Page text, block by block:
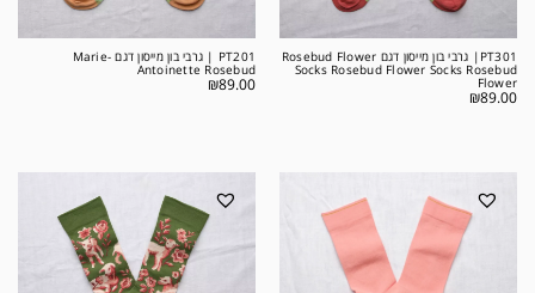
PT301| גרבי בון מייסון דגם Rosebud Flower
Socks Rosebud Flower Socks Rosebud
Flower
₪89.00
PT201 | גרבי בון מייסון דגם Marie-
Antoinette Rosebud
₪89.00